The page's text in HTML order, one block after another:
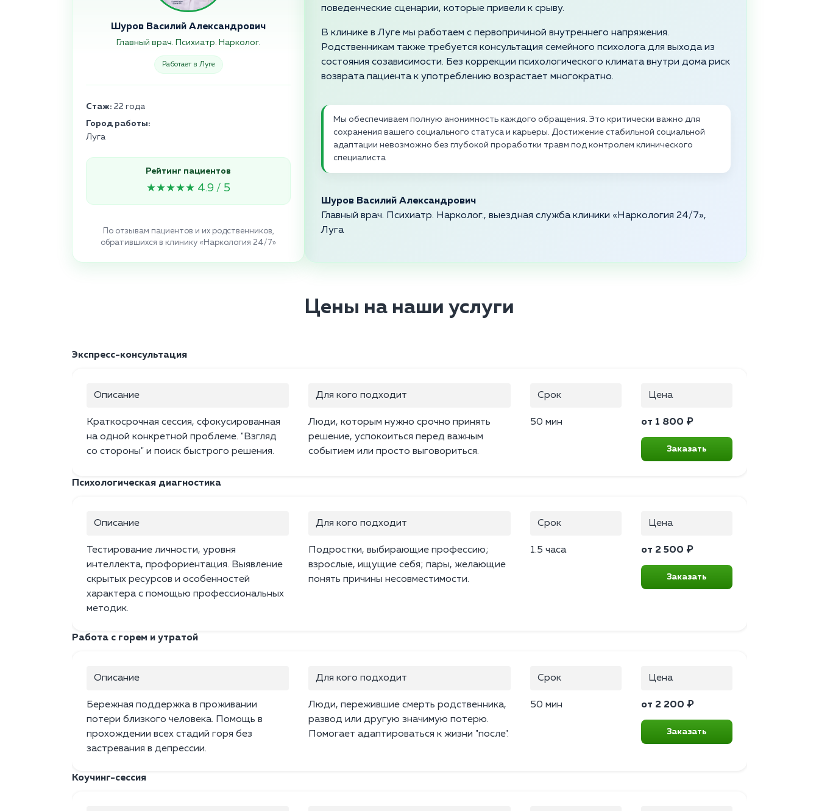
Шуров Василий Александрович
Главный врач. Психиатр. Нарколог.
Работает в Луге
Стаж: 22 года
Город работы:
Луга
Рейтинг пациентов
★★★★★ 4.9 / 5
По отзывам пациентов и их родственников,
обратившихся в клинику «Наркология 24/7»
поведенческие сценарии, которые привели к срыву.
В клинике в Луге мы работаем с первопричиной внутреннего напряжения.
Родственникам также требуется консультация семейного психолога для выхода из
состояния созависимости. Без коррекции психологического климата внутри дома риск
возврата пациента к употреблению возрастает многократно.
Мы обеспечиваем полную анонимность каждого обращения. Это критически важно для
сохранения вашего социального статуса и карьеры. Достижение стабильной социальной
адаптации невозможно без глубокой проработки травм под контролем клинического
специалиста
Шуров Василий Александрович
Главный врач. Психиатр. Нарколог., выездная служба клиники «Наркология 24/7»,
Луга
Цены на наши услуги
Экспресс-консультация
Описание
Краткосрочная сессия, сфокусированная
на одной конкретной проблеме. "Взгляд
со стороны" и поиск быстрого решения.
Для кого подходит
Люди, которым нужно срочно принять
решение, успокоиться перед важным
событием или просто выговориться.
Срок
50 мин
Цена
от 1 800 ₽
Заказать
Психологическая диагностика
Описание
Тестирование личности, уровня
интеллекта, профориентация. Выявление
скрытых ресурсов и особенностей
характера с помощью профессиональных
методик.
Для кого подходит
Подростки, выбирающие профессию;
взрослые, ищущие себя; пары, желающие
понять причины несовместимости.
Срок
1.5 часа
Цена
от 2 500 ₽
Заказать
Работа с горем и утратой
Описание
Бережная поддержка в проживании
потери близкого человека. Помощь в
прохождении всех стадий горя без
застревания в депрессии.
Для кого подходит
Люди, пережившие смерть родственника,
развод или другую значимую потерю.
Помогает адаптироваться к жизни "после".
Срок
50 мин
Цена
от 2 200 ₽
Заказать
Коучинг-сессия